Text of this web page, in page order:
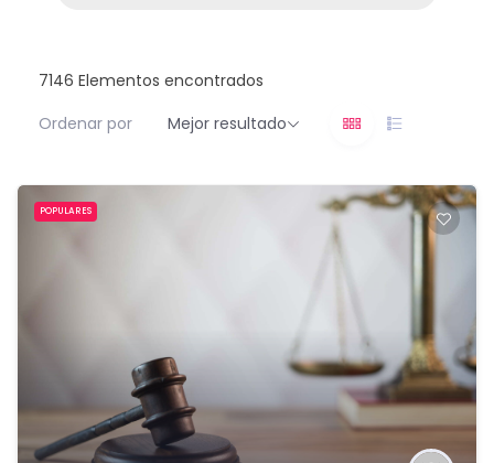
7146 Elementos encontrados
Ordenar por
Mejor resultado
POPULARES